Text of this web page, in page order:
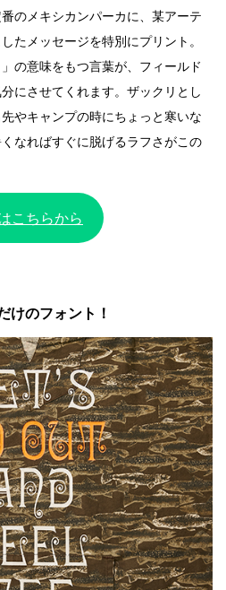
のメキシカンパーカに、某アーテ
たメッセージを特別にプリント。
の意味をもつ言葉が、フィールド
にさせてくれます。ザックリとし
やキャンプの時にちょっと寒いな
なればすぐに脱げるラフさがこの
こちらから
けのフォント！